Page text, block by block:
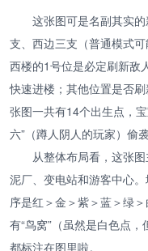
这张图可是名副其实
支、西边三支（普通模式
西楼的1号位是必定刷新敌
快速进楼；其他位置是否
张图一共有14个出生点，
六”（蹲人阴人的玩家）偷
从整体布局看，这张
泥厂、变电站和游客中心
序是红＞金＞紫＞蓝＞绿
有“鸟窝”（虽然是白色点
都标注在图里啦。